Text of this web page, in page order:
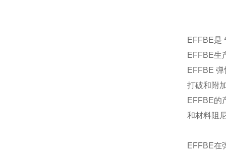
EFFBE是
EFFBE生
EFFBE
打破和附
EFFBE的
和材料阻
EFFBE在